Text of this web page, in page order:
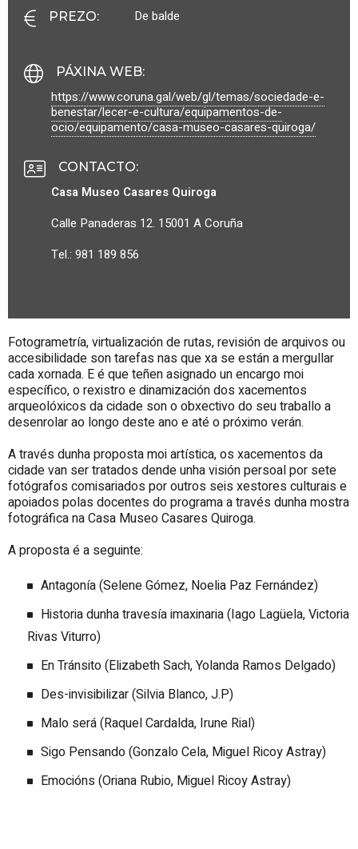
PREZO: De balde
PÁXINA WEB:
https://www.coruna.gal/web/gl/temas/sociedade-e-
benestar/lecer-e-cultura/equipamentos-de-
ocio/equipamento/casa-museo-casares-quiroga/
CONTACTO:
Casa Museo Casares Quiroga
Calle Panaderas 12. 15001 A Coruña
Tel.: 981 189 856
Fotogrametría, virtualización de rutas, revisión de arquivos ou
accesibilidade son tarefas nas que xa se están a mergullar
cada xornada. E é que teñen asignado un encargo moi
específico, o rexistro e dinamización dos xacementos
arqueolóxicos da cidade son o obxectivo do seu traballo a
desenrolar ao longo deste ano e até o próximo verán.
A través dunha proposta moi artística, os xacementos da
cidade van ser tratados dende unha visión persoal por sete
fotógrafos comisariados por outros seis xestores culturais e
apoiados polas docentes do programa a través dunha mostra
fotográfica na Casa Museo Casares Quiroga.
A proposta é a seguinte:
Antagonía (Selene Gómez, Noelia Paz Fernández)
Historia dunha travesía imaxinaria (Iago Lagüela, Victoria
Rivas Viturro)
En Tránsito (Elizabeth Sach, Yolanda Ramos Delgado)
Des-invisibilizar (Silvia Blanco, J.P)
Malo será (Raquel Cardalda, Irune Rial)
Sigo Pensando (Gonzalo Cela, Miguel Ricoy Astray)
Emocións (Oriana Rubio, Miguel Ricoy Astray)